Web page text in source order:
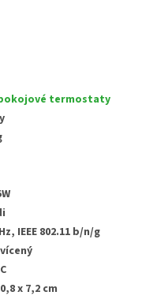
termostaty
IEEE 802.11 b/n/g
x 7,2 cm